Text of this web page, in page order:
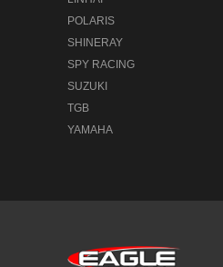
POLARIS
SHINERAY
SPY RACING
SUZUKI
TGB
YAMAHA